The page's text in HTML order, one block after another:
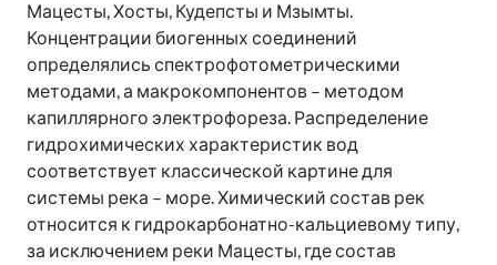
Мацесты, Хосты, Кудепсты и Мзымты.
Концентрации биогенных соединений
определялись спектрофотометрическими
методами, а макрокомпонентов – методом
капиллярного электрофореза. Распределение
гидрохимических характеристик вод
соответствует классической картине для
системы река – море. Химический состав рек
относится к гидрокарбонатно-кальциевому типу,
за исключением реки Мацесты, где состав